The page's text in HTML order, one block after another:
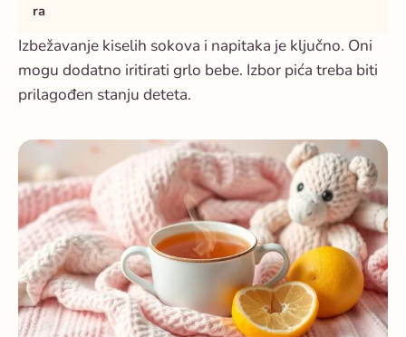
ra
Izbežavanje kiselih sokova i napitaka je ključno. Oni
mogu dodatno iritirati grlo bebe. Izbor pića treba biti
prilagođen stanju deteta.